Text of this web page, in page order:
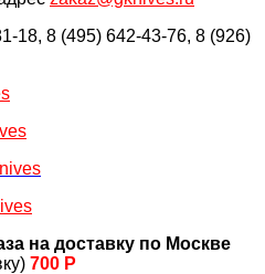
18, 8 (495) 642-43-76, 8 (926)
на доставку по Москве
700 Р